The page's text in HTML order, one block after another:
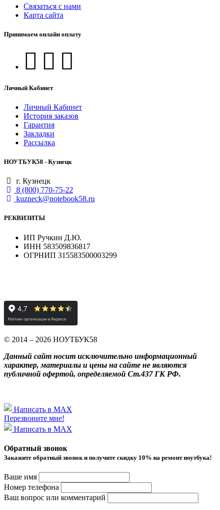
Связаться с нами
Карта сайта
Принимаем онлайн оплату
Личный Кабинет
Личный Кабинет
История заказов
Гарантия
Закладки
Рассылка
НОУТБУК58 - Кузнецк
г. Кузнецк
8 (800) 770-75-22
kuzneck@notebook58.ru
РЕКВИЗИТЫ
ИП Ручкин Д.Ю.
ИНН 583509836817
ОГРНИП 315583500003299
© 2014 – 2026 НОУТБУК58
Данный сайт носит исключительно информационный
характер, материалы и цены на сайте не являются
публичной офертой, определяемой Ст.437 ГК РФ.
Написать в MAX
Перезвоните мне!
Написать в MAX
Обратный звонок
Закажите обратный звонок и получитe скидку 10% на ремонт ноутбука!
Ваше имя
Номер телефона
Ваш вопрос или комментарий